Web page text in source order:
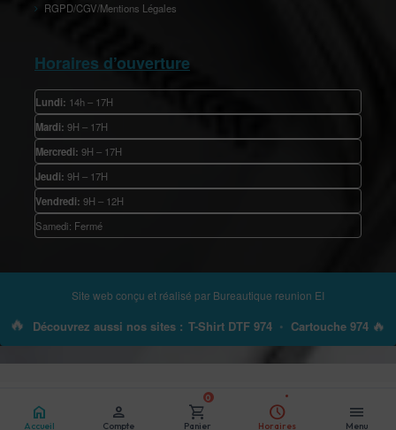
RGPD/CGV/Mentions Légales
Horaires d’ouverture
Lundi: 14h – 17H
Mardi: 9H – 17H
Mercredi: 9H – 17H
Jeudi: 9H – 17H
Vendredi: 9H – 12H
Samedi: Fermé
Site web conçu et réalisé par Bureautique reunion EI
🔥 Découvrez aussi nos sites : T-Shirt DTF 974 • Cartouche 974 🔥
home
Accueil
person
Compte
shopping_cart
0
Panier
schedule
Horaires
menu
Menu